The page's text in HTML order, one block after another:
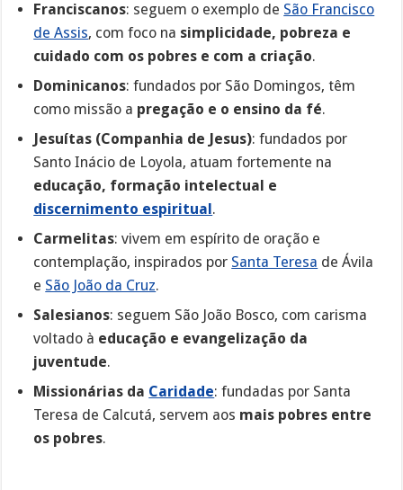
Franciscanos: seguem o exemplo de São Francisco
de Assis, com foco na simplicidade, pobreza e
cuidado com os pobres e com a criação.
Dominicanos: fundados por São Domingos, têm
como missão a pregação e o ensino da fé.
Jesuítas (Companhia de Jesus): fundados por
Santo Inácio de Loyola, atuam fortemente na
educação, formação intelectual e
discernimento espiritual .
Carmelitas: vivem em espírito de oração e
contemplação, inspirados por Santa Teresa de Ávila
e São João da Cruz.
Salesianos: seguem São João Bosco, com carisma
voltado à educação e evangelização da
juventude.
Missionárias da Caridade: fundadas por Santa
Teresa de Calcutá, servem aos mais pobres entre
os pobres.